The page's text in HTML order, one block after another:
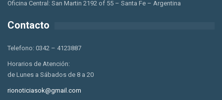
Oficina Central: San Martin 2192 of 55 – Santa Fe – Argentina
Contacto
Telefono: 0342 – 4123887
Horarios de Atención:
de Lunes a Sábados de 8 a 20
rionoticiasok@gmail.com